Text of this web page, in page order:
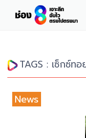
TAGS : เซ็กซ์ท
News